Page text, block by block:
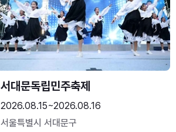
서대문독립민주축제
2026.08.15~2026.08.16
서울특별시 서대문구